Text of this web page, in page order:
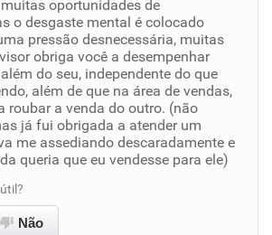
a vida familiar
a diretoria
oportunidades de
o desgaste mental é colocado
pressão desnecessária, muitas
obriga você a desempenhar
do seu, independente do que
além de que na área de vendas,
roubar a venda do outro. (não
já fui obrigada a atender um
me assediando descaradamente e
queria que eu vendesse para ele)
Não